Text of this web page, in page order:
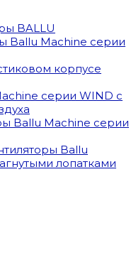
BALLU
Ballu Machine серии
корпусе
серии WIND с
Ballu Machine серии
Ballu
лопатками